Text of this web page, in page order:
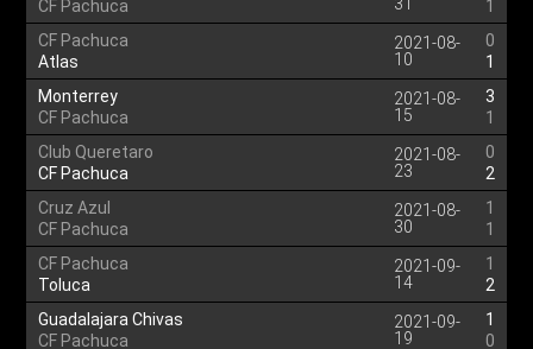
CF Pachuca
1
CF Pachuca
Atlas
2021-08-
10
0
1
Monterrey
CF Pachuca
2021-08-
15
3
1
Club Queretaro
CF Pachuca
2021-08-
23
0
2
Cruz Azul
CF Pachuca
2021-08-
30
1
1
CF Pachuca
Toluca
2021-09-
14
1
2
Guadalajara Chivas
CF Pachuca
2021-09-
19
1
0